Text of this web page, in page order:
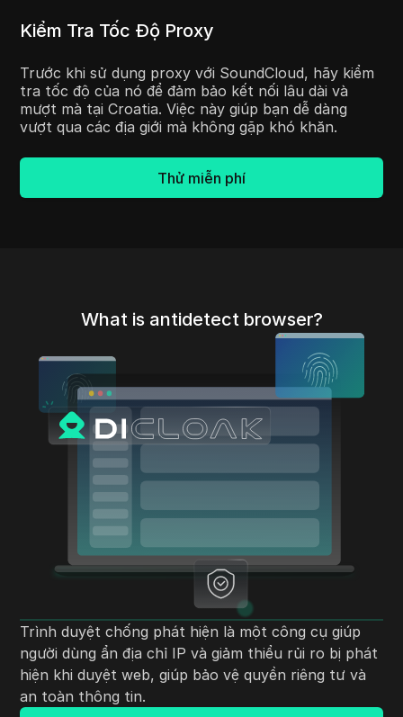
Kiểm Tra Tốc Độ Proxy
Trước khi sử dụng proxy với SoundCloud, hãy kiểm
tra tốc độ của nó để đảm bảo kết nối lâu dài và
mượt mà tại Croatia. Việc này giúp bạn dễ dàng
vượt qua các địa giới mà không gặp khó khăn.
Thử miễn phí
Trình duyệt chống phát hiện là một công cụ giúp
người dùng ẩn địa chỉ IP và giảm thiểu rủi ro bị phát
hiện khi duyệt web, giúp bảo vệ quyền riêng tư và
an toàn thông tin.
What is antidetect browser?